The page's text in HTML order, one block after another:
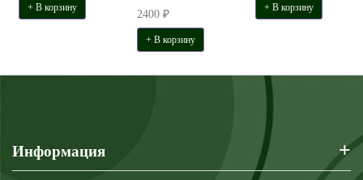
+ В корзину
2400 ₽
+ В корзину
+ В корзину
Информация
+